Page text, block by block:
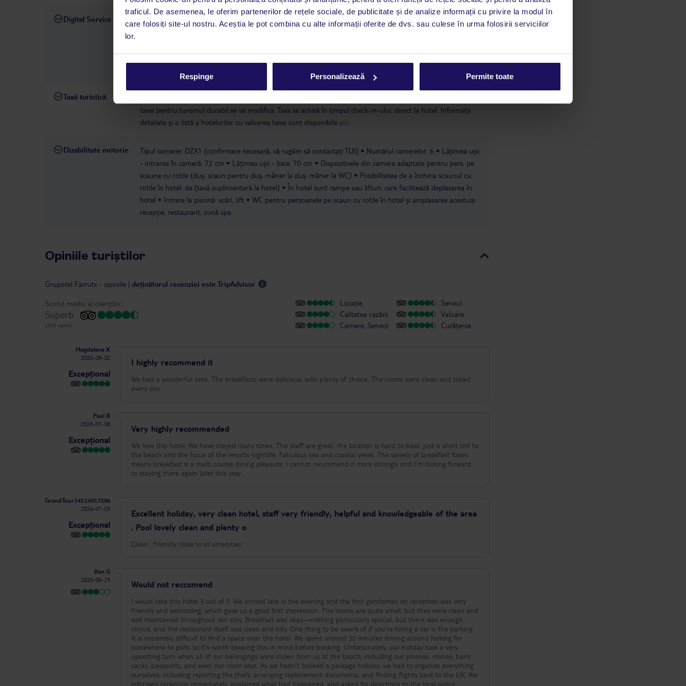
traficul. De asemenea, le oferim partenerilor de rețele sociale, de publicitate și de analize informații cu privire la modul în
care folosiți site-ul nostru. Aceștia le pot combina cu alte informații oferite de dvs. sau culese în urma folosirii serviciilor
lor.
Respinge Personalizează Permite toate
Digital Service
La hotelul rezervat, asistența este asigurată exclusiv de TUI Service Center. Un consultant vorbitor de limbă
despre călătoria și destinația dvs. de vacanță. Dacă aveți nevoie să contactați TUI în timpul vacanței, vă stăm la
Taxă turistică
taxei pentru turismul durabil se va modifica. Taxa se achită în timpul check-in-ului, direct la hotel. Informații
detaliate și o listă a hotelurilor cu valoarea taxei sunt disponibile aici
Dizabilitate motorie Tipul camerei: DZX1 (confirmare necesară, vă rugăm să contactați TUI) Numărul camerelor: 6
Lățimea ușii
- intrarea în cameră: 72 cm
Lățimea ușii - baia: 70 cm
Dispozitivele din camera adaptate pentru pers. pe
scaune cu rotile (duș, scaun pentru duș, mâner la duș, mâner la WC)
Posibilitatea de a închiria scaunul cu
rotile în hotel: da (taxă suplimentară la hotel)
În hotel sunt rampe sau lifturi, care facilitează deplasarea în
hotel
Intrare la piscină: scări, lift
WC pentru persoanele pe scaun cu rotile în hotel și amplasarea acestuia:
recepție, restaurant, zonă spa
Opiniile turiștilor
Grupotel Farrutx - opiniile | deținătorul recenziei este TripAdvisor
Scorul mediu al clienților:
Superb
(326 opinii)
Locație
Calitatea cazării
Camere, Servicii
Servicii
Valoare
Curățenie
Magdalena K
2026-08-02
Excepțional
I highly recommend it
We had a wonderful time. The breakfasts were delicious, with plenty of choice. The rooms were clean and tidied
every day.
Paul B
2026-07-08
Excepțional
Very highly recommended
We love this hotel. We have stayed many times. The staff are great, the location is hard to beat, just a short still to
the beach and the focus of the resorts nightlife. Fabulous sea and coastal views. The variety of breakfast foods
means breakfast is a multi course dining pleasure. I cannot recommend it more strongly and I'm looking forward
to staying there again later this year.
GrandTour34526957286
2026-07-03
Excepțional
Excellent holiday, very clean hotel, staff very friendly, helpful and knowledgeable of the area
. Pool lovely clean and plenty o
Clean , friendly close to all amenities
Ben G
2026-06-29
Would not reccomend
I would rate this hotel 3 out of 5. We arrived late in the evening and the first gentleman on reception was very
friendly and welcoming, which gave us a good first impression. The rooms are quite small, but they were clean and
well maintained throughout our stay. Breakfast was okay—nothing particularly special, but there was enough
choice, and the restaurant itself was clean and tidy. One thing to be aware of if you're hiring a car is the parking.
It is extremely difficult to find a space near the hotel. We spent around 30 minutes driving around looking for
somewhere to park, so it's worth keeping this in mind before booking. Unfortunately, our holiday took a very
upsetting turn when all of our belongings were stolen from us at the beach, including our phones, money, bank
cards, passports, and even our room keys. As we hadn't booked a package holiday, we had to organize everything
ourselves, including reporting the theft, arranging replacement documents, and finding flights back to the UK. We
informed reception immediately, explained what had happened, and asked for directions to the local police